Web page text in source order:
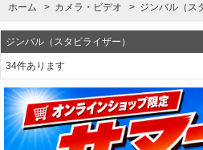
ホーム > カメラ・ビデオ > ジンバル（ス
ジンバル（スタビライザー）
34件あります